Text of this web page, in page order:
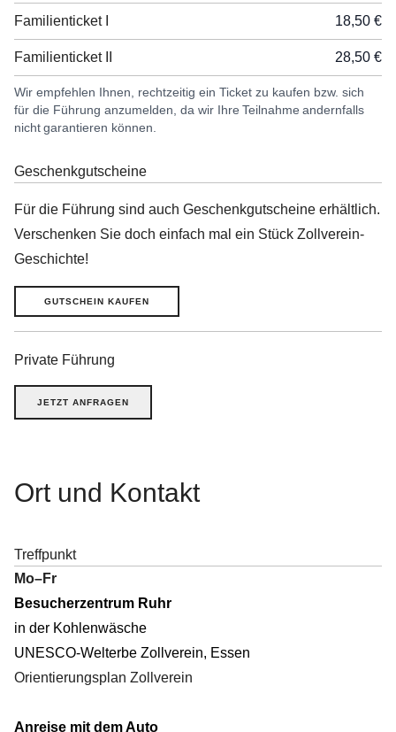
Familienticket I 18,50 €
Familienticket II 28,50 €
Wir empfehlen Ihnen, rechtzeitig ein Ticket zu kaufen bzw. sich
für die Führung anzumelden, da wir Ihre Teilnahme andernfalls
nicht garantieren können.
Geschenkgutscheine
Für die Führung sind auch Geschenkgutscheine erhältlich.
Verschenken Sie doch einfach mal ein Stück Zollverein-
Geschichte!
GUTSCHEIN KAUFEN
Private Führung
JETZT ANFRAGEN
Ort und Kontakt
Treffpunkt
Mo–Fr
Besucherzentrum Ruhr
in der Kohlenwäsche
UNESCO-Welterbe Zollverein, Essen
Orientierungsplan Zollverein
Anreise mit dem Auto